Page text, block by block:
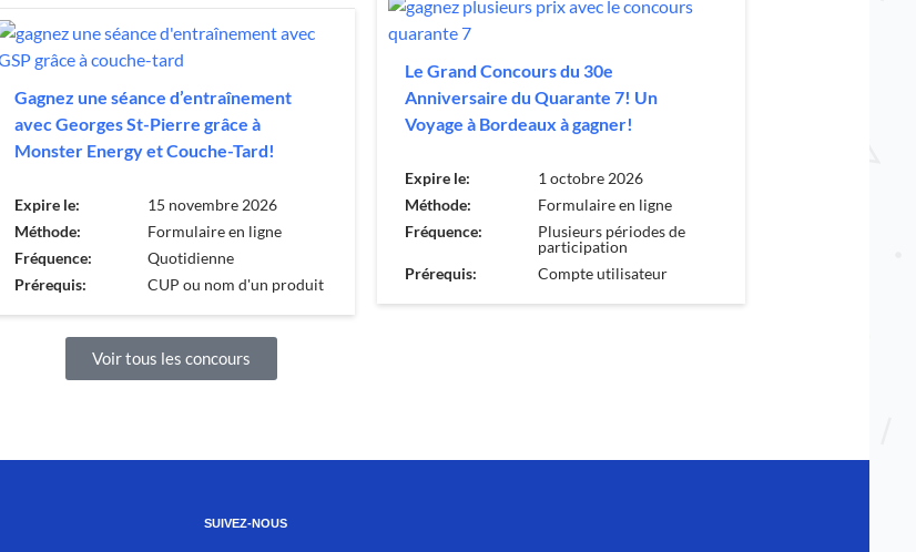
Le Grand Concours du 30e
Anniversaire du Quarante 7! Un
Voyage à Bordeaux à gagner!
Expire le:
1 octobre 2026
Méthode:
Formulaire en ligne
Fréquence:
Plusieurs périodes de
participation
Prérequis:
Compte utilisateur
Gagnez une séance d’entraînement
avec Georges St-Pierre grâce à
Monster Energy et Couche-Tard!
Expire le:
15 novembre 2026
Méthode:
Formulaire en ligne
Fréquence:
Quotidienne
Prérequis:
CUP ou nom d'un produit
Voir tous les concours
SUIVEZ-NOUS